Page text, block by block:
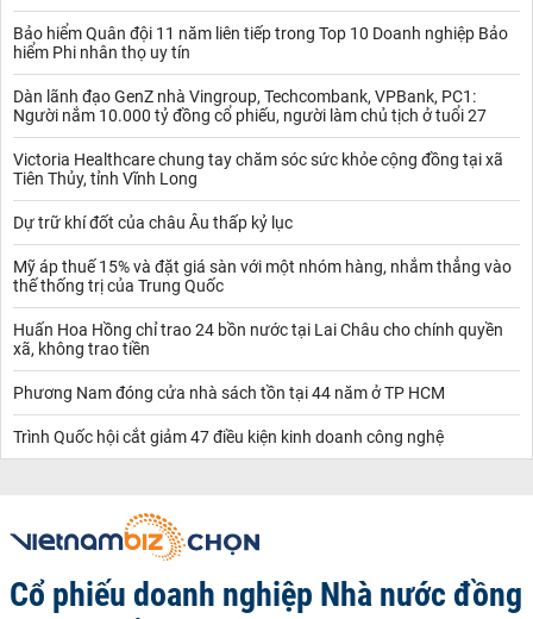
Bảo hiểm Quân đội 11 năm liên tiếp trong Top 10 Doanh nghiệp Bảo
hiểm Phi nhân thọ uy tín
Dàn lãnh đạo GenZ nhà Vingroup, Techcombank, VPBank, PC1:
Người nắm 10.000 tỷ đồng cổ phiếu, người làm chủ tịch ở tuổi 27
Victoria Healthcare chung tay chăm sóc sức khỏe cộng đồng tại xã
Tiên Thủy, tỉnh Vĩnh Long
Dự trữ khí đốt của châu Âu thấp kỷ lục
Mỹ áp thuế 15% và đặt giá sàn với một nhóm hàng, nhắm thẳng vào
thế thống trị của Trung Quốc
Huấn Hoa Hồng chỉ trao 24 bồn nước tại Lai Châu cho chính quyền
xã, không trao tiền
Phương Nam đóng cửa nhà sách tồn tại 44 năm ở TP HCM
Trình Quốc hội cắt giảm 47 điều kiện kinh doanh công nghệ
Cổ phiếu doanh nghiệp Nhà nước đồng